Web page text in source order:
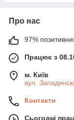
Про нас
97%
Працює з
м. Київ
вул.
Контакти
Сьогодні